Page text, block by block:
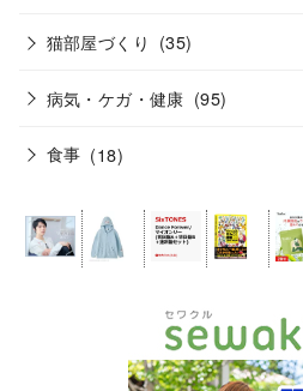
猫部屋づくり (35)
病気・ケガ・健康 (95)
食事 (18)